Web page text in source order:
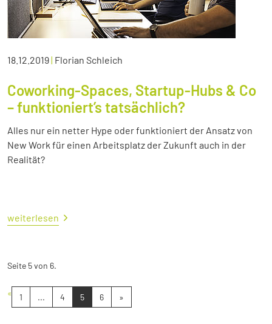
18.12.2019| Florian Schleich
Coworking-Spaces, Startup-Hubs & Co
– funktioniert’s tatsächlich?
Alles nur ein netter Hype oder funktioniert der Ansatz von
New Work für einen Arbeitsplatz der Zukunft auch in der
Realität?
weiterlesen
Seite 5 von 6.
« 1 ... 4 5 6 »